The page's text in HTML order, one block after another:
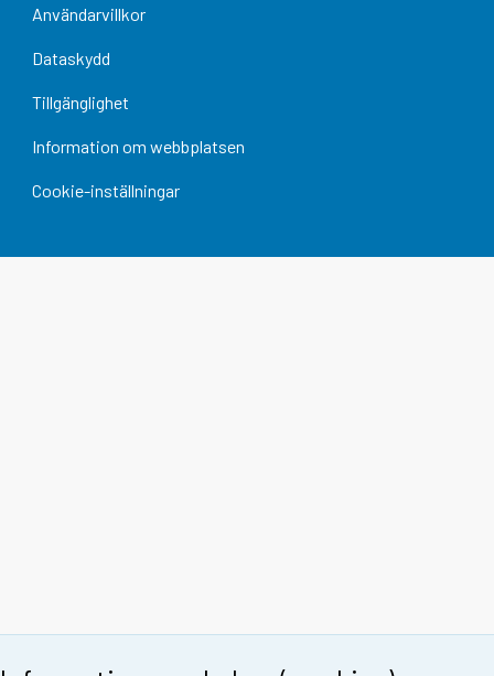
Användarvillkor
Dataskydd
Tillgänglighet
Information om webbplatsen
Cookie-inställningar